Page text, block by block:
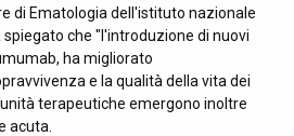
di Ematologia dell'istituto nazionale
spiegato che "l'introduzione di nuovi
ha migliorato
e la qualità della vita dei
terapeutiche emergono inoltre
acuta.